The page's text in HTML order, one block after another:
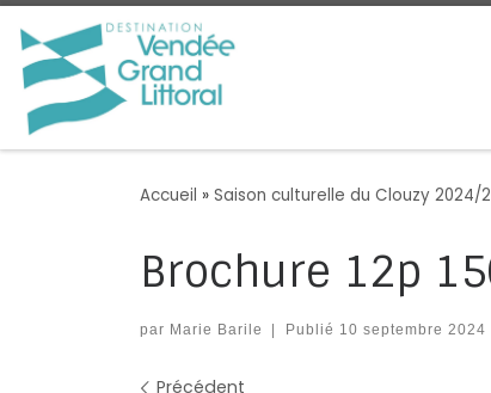
Passer au contenu
Accueil » Saison culturelle du Clouzy 2024/
Brochure 12p
par Marie Barile | Publié 10 septembre 2024
Précédent